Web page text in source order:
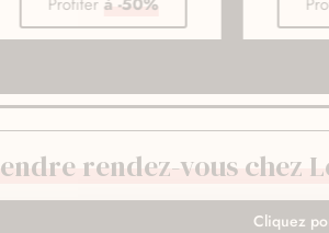
rendez-vous chez
Cliquez